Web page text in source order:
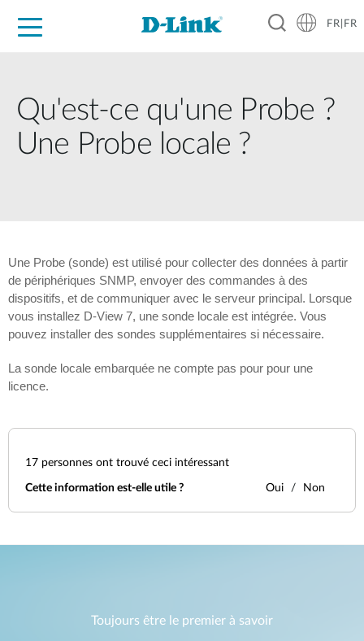
FR|FR
Qu'est-ce qu'une Probe ?
Une Probe locale ?
Une Probe (sonde) est utilisé pour collecter des données à partir
de périphériques SNMP, envoyer des commandes à des
dispositifs, et de communiquer avec le serveur principal. Lorsque
vous installez D-View 7, une sonde locale est intégrée. Vous
pouvez installer des sondes supplémentaires si nécessaire.
La sonde locale embarquée ne compte pas pour pour une
licence.
17 personnes ont trouvé ceci intéressant
Cette information est-elle utile ? Oui Non
Toujours être le premier à savoir